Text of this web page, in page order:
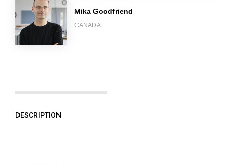
Mika Goodfriend
CANADA
DESCRIPTION